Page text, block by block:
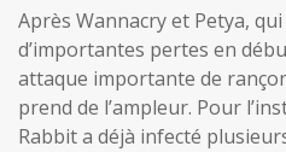
Après Wannacry et Petya,
d’importantes pertes en
attaque importante de
prend de l’ampleur. Pour
Rabbit a déjà infecté